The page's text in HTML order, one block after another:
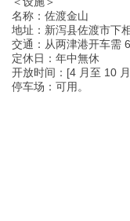
名称：佐渡金山
地址：新泻县佐渡市下
交通：从两津港开车需
定休日：年中無休
开放时间：[4 月至 10
停车场：可用。